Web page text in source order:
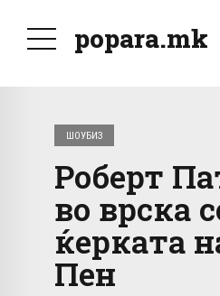
popara.mk
ШОУБИЗ
Роберт
во врска
ќерката
Пен